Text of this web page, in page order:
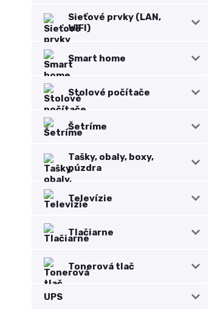
Sieťové prvky (LAN,
WIFI)
Smart home
Stolové počítače
Šetríme
Tašky, obaly, boxy,
púzdra
Televízie
Tlačiarne
Tonerová tlač
UPS